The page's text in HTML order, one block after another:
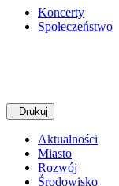
Koncerty
Społeczeństwo
Drukuj
Aktualności
Miasto
Rozwój
Środowisko